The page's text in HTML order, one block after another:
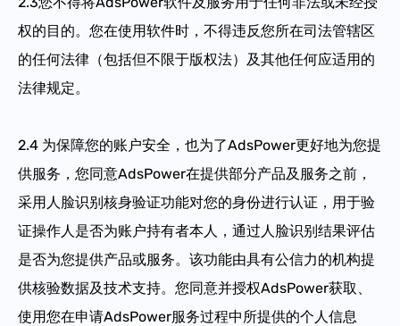
权的目的。您在使用软件时，不得违反您所在司法管辖区
的任何法律（包括但不限于版权法）及其他任何应适用的
法律规定。
2.4 为保障您的账户安全，也为了AdsPower更好地为您提
供服务，您同意AdsPower在提供部分产品及服务之前，
采用人脸识别核身验证功能对您的身份进行认证，用于验
证操作人是否为账户持有者本人，通过人脸识别结果评估
是否为您提供产品或服务。该功能由具有公信力的机构提
供核验数据及技术支持。您同意并授权AdsPower获取、
使用您在申请AdsPower服务过程中所提供的个人信息